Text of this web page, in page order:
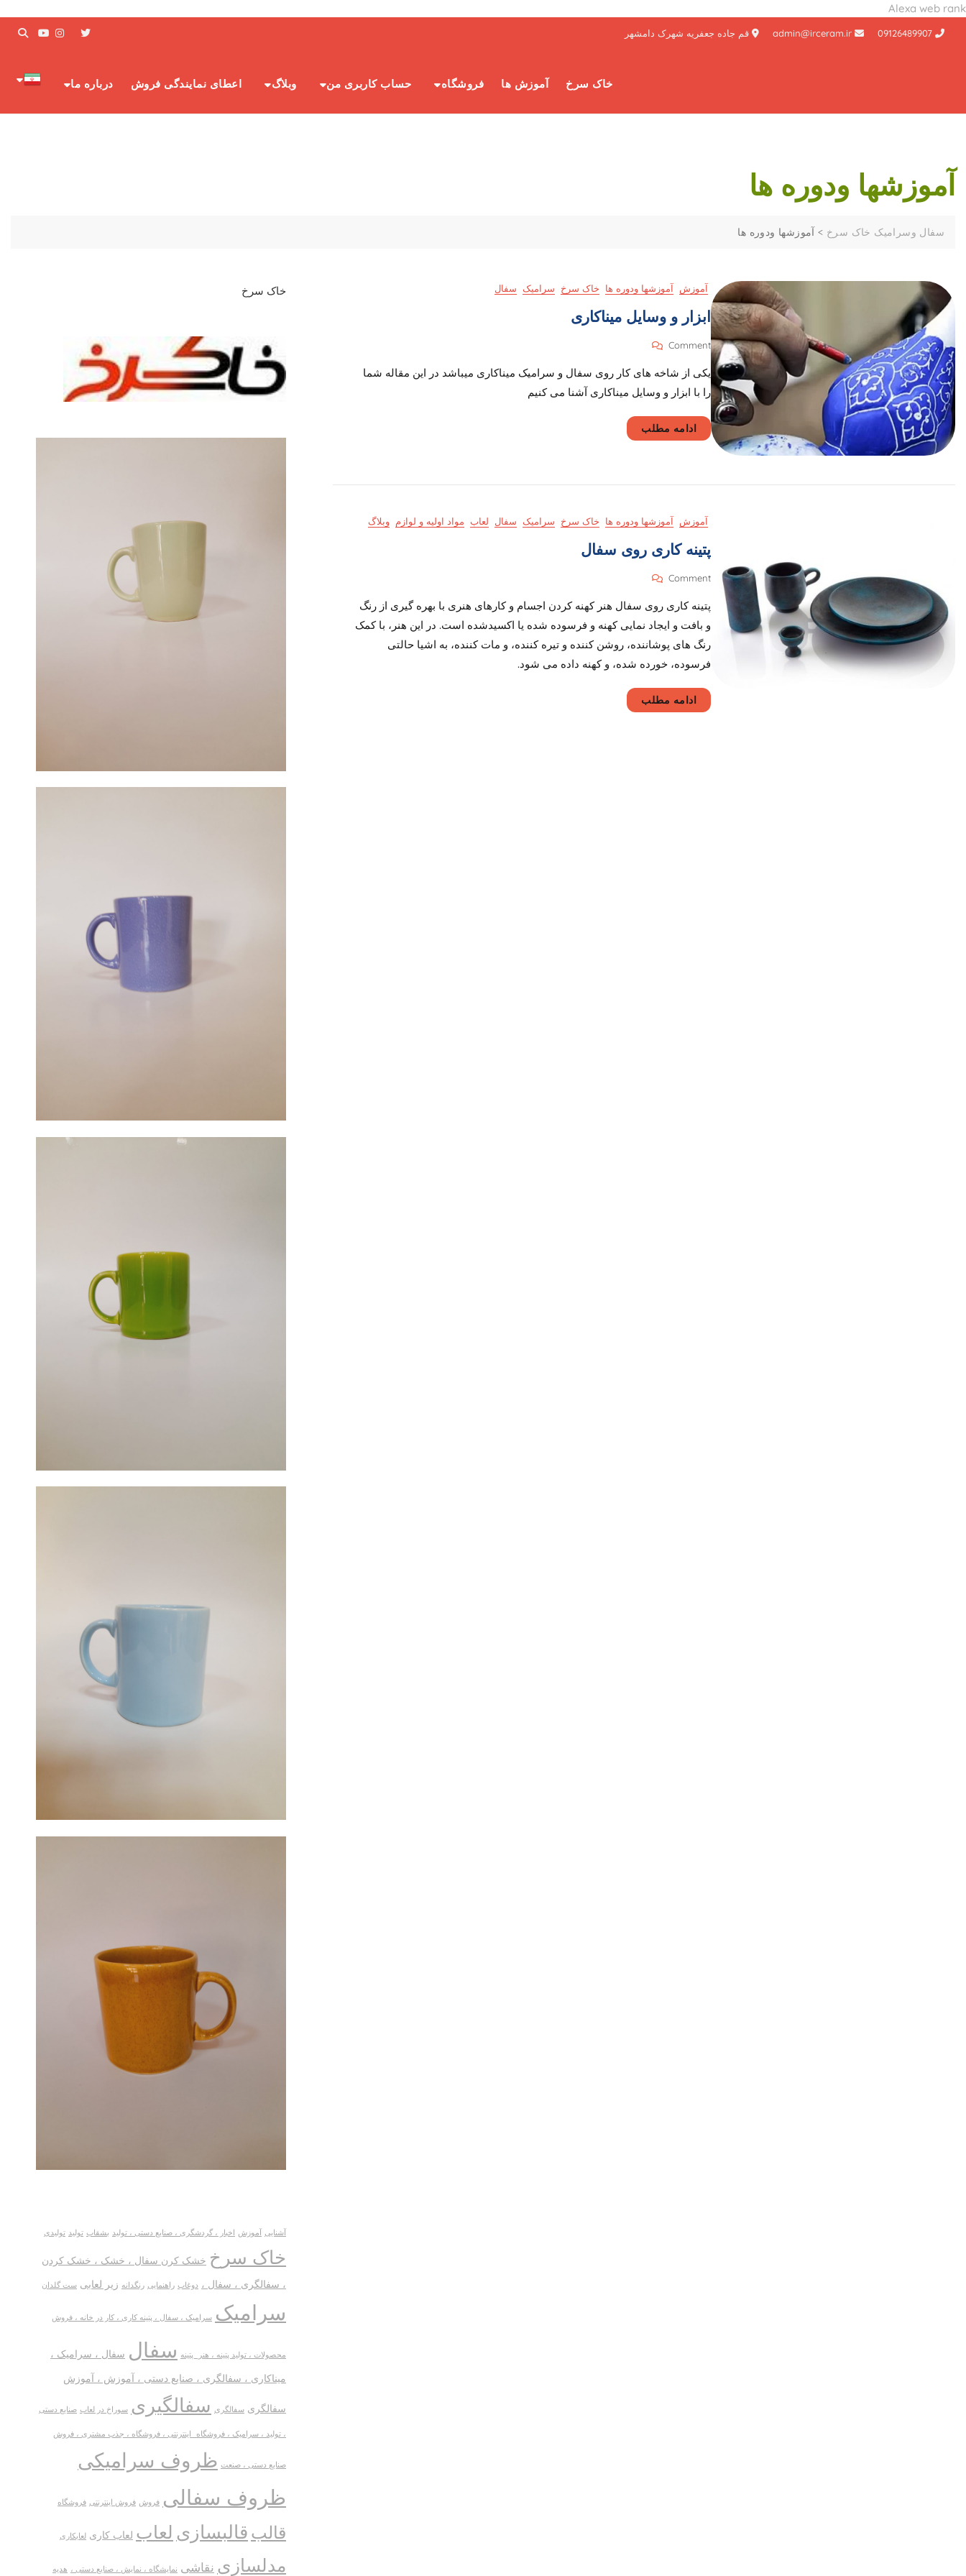
Alexa web rank
قم جاده جعفریه شهرک دامشهر
خاک سرخ آموزش ها فروشگاه حساب کاربری من وبلاگ اعطای نمایندگی فروش درباره ما
آموزشها ودوره ها
سفال وسرامیک خاک سرخ > آموزشها ودوره ها
آموزش آموزشها ودوره ها خاک سرخ سرامیک سفال
ابزار و وسایل میناکاری
Comment
On
و
وسایل
میناکاری
یکی از شاخه های کار روی سفال و سرامیک میناکاری میباشد در این مقاله شما
را با ابزار و وسایل میناکاری آشنا می کنیم
ادامه مطلب
آموزش آموزشها ودوره ها خاک سرخ سرامیک سفال لعاب مواد اولیه و لوازم وبلاگ
پتینه کاری روی سفال
Comment
On
کاری
پتینه کاری روی سفال هنر کهنه کردن اجسام و کارهای هنری با بهره گیری از رنگ
و بافت و ایجاد نمایی کهنه و فرسوده شده یا اکسیدشده است. در این هنر، با کمک
رنگ های پوشاننده، روشن کننده و تیره کننده، و مات کننده، به اشیا حالتی
فرسوده، خورده شده، و کهنه داده می شود.
ادامه مطلب
خاک سرخ
آشنایی آموزش اخبار ، گردشگری ، صنایع دستی ، تولید بشقاب تولید تولیدی
خاک سرخ خشک کرن سفال ، خشک ، خشک کردن
، سفالگری ، سفال ، دوغاب راهنمایی رنگدانه زیر لعابی ست گلدان
سرامیک سرامیک ، سفال ، پتینه کاری ، کار در خانه ، فروش
محصولات ، تولید پتینه ، هنر_پتینه سفال سفال ، سرامیک ،
میناکاری ، سفالگری ، صنایع دستی ، آموزش ، آموزش
سفالگری سفالگری سفالگیری سوراخ در لعاب صنایع دستی
، تولید ، سرامیک ، فروشگاه_اینترنتی ، فروشگاه ، جذب مشتری ، فروش
صنایع دستی ، صنعت ظروف سرامیکی
ظروف سفالی فروش فروش اینترنتی فروشگاه
قالب قالبسازی لعاب لعاب کاری لعابکاری
مدلسازی نقاشی نمایشگاه ، نمایش ، صنایع دستی ، هدیه